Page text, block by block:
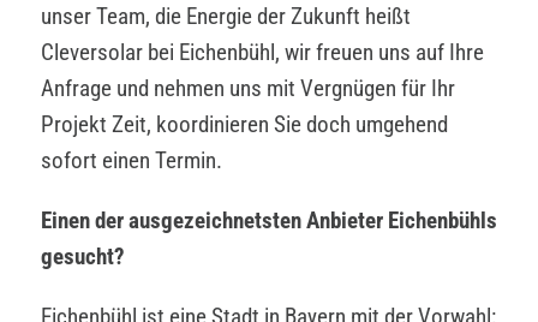
unser Team, die Energie der Zukunft heißt
Cleversolar bei Eichenbühl, wir freuen uns auf Ihre
Anfrage und nehmen uns mit Vergnügen für Ihr
Projekt Zeit, koordinieren Sie doch umgehend
sofort einen Termin.
Einen der ausgezeichnetsten Anbieter Eichenbühls
gesucht?
Eichenbühl ist eine Stadt in Bayern mit der Vorwahl: